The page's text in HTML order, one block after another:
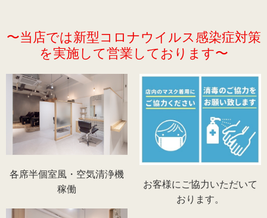
〜当店では新型コロナウイルス感染症対策
を実施して営業しております〜
お客様にご協力いただいて
おります。
各席半個室風・空気清浄機
稼働